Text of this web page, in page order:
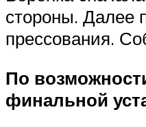
стороны. Далее
прессования.
По
финальной